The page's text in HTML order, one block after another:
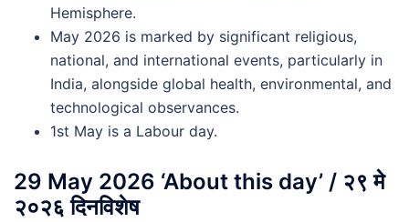
Hemisphere.
May 2026 is marked by significant religious,
national, and international events, particularly in
India, alongside global health, environmental, and
technological observances.
1st May is a Labour day.
29 May 2026 ‘About this day’ / २९ मे
२०२६ दिनविशेष